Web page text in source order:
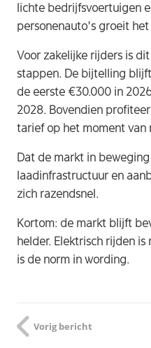
lichte bedrijfsvoertuigen
personenauto’s groeit
Voor zakelijke rijders is
stappen. De bijtelling
de eerste €30.000 in
2028. Bovendien
tarief op het moment van
Dat de markt in
laadinfrastructuur en
zich razendsnel.
Kortom: de markt blijft
helder. Elektrisch rijden
is de norm in wording.
Vorig bericht